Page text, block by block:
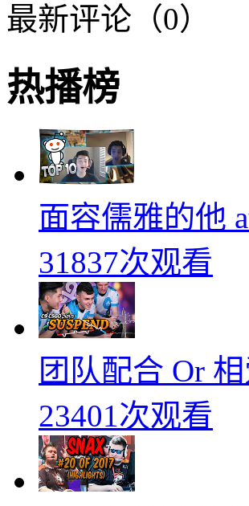
最新评论（0）
热播榜
面容儒雅的他
31837次观看
团队配合 Or
23401次观看